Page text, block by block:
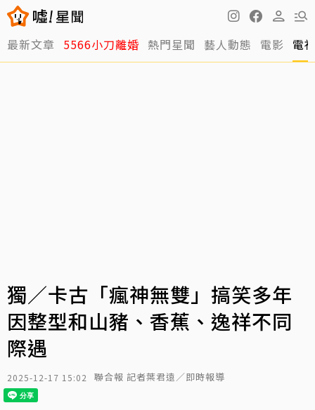
最新文章 5566小刀離婚 熱門星聞 藝人動態 電影 電
獨／卡古「瘋神無雙」搞笑多年
因整型和山豬、香蕉、逸祥不同
際遇
2025-12-17 15:02 聯合報 記者葉君遠／即時報導